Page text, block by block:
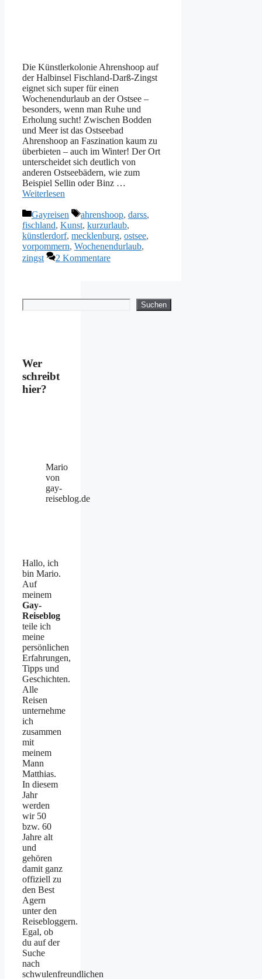
Die Künstlerkolonie Ahrenshoop auf
der Halbinsel Fischland-Darß-Zingst
eignet sich super für einen
Wochenendurlaub an der Ostsee –
besonders, wenn man Ruhe und
Erholung sucht! Zwischen Bodden
und Meer ist das Ostseebad
Ahrenshoop an Faszination kaum zu
überbieten – auch im Winter! Der Ort
unterscheidet sich deutlich von
anderen Ostseebädern, wie zum
Beispiel Sellin oder Binz …
Weiterlesen
Kategorien
Gayreisen Schlagwörter
ahrenshoop, darss,
fischland, Kunst, kurzurlaub,
künstlerdorf, mecklenburg, ostsee,
vorpommern, Wochenendurlaub,
zingst
2 Kommentare
Suchen
Wer
schreibt
hier?
Mario
von
gay-
reiseblog.de
Hallo, ich
bin Mario.
Auf
meinem
Gay-
Reiseblog
teile ich
meine
persönlichen
Erfahrungen,
Tipps und
Geschichten.
Alle
Reisen
unternehme
ich
zusammen
mit
meinem
Mann
Matthias.
In diesem
Jahr
werden
wir 50
bzw. 60
Jahre alt
und
gehören
damit ganz
offiziell zu
den Best
Agern
unter den
Reisebloggern.
Egal, ob
du auf der
Suche
nach
schwulenfreundlichen